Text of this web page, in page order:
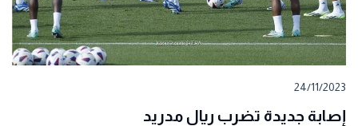
24/11/2023
إصابة جديدة تضرب ريال مدريد